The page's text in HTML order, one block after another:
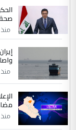
التعليق :
الموضوع :
وتعديل
صلاح مهدي
التعليق :
الموضوع :
وتعديل
صحة
منذ 2 ساعة
منذ 3 ساعة
منذ 4 ساعة